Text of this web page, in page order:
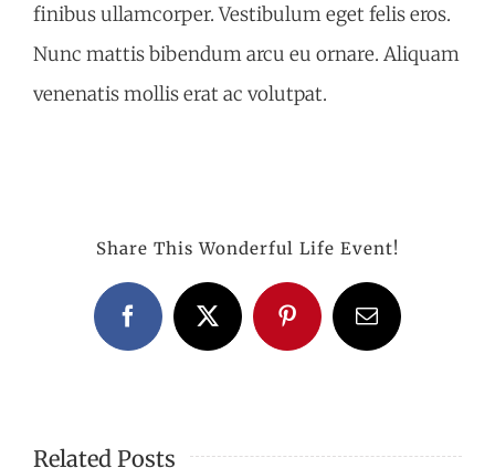
finibus ullamcorper. Vestibulum eget felis eros.
Nunc mattis bibendum arcu eu ornare. Aliquam
venenatis mollis erat ac volutpat.
Share This Wonderful Life Event!
FacebookX PinterestEmail
Related Posts